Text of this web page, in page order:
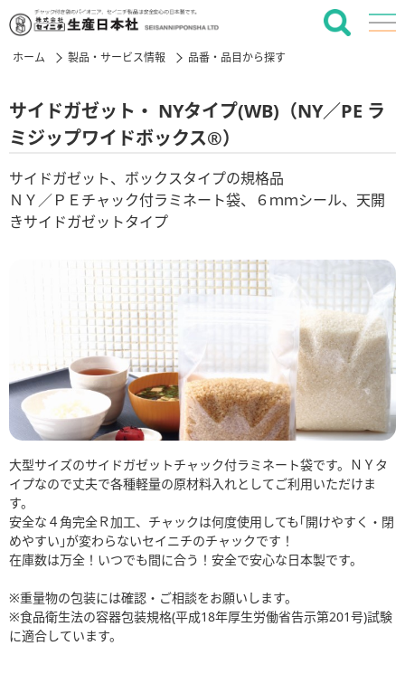
ホーム 製品・サービス情報 品番・品目から探す
サイドガゼット・ NYタイプ(WB)（NY／PE ラ
ミジップワイドボックス®）
サイドガゼット、ボックスタイプの規格品
ＮＹ／ＰＥチャック付ラミネート袋、６ｍｍシール、天開
きサイドガゼットタイプ
大型サイズのサイドガゼットチャック付ラミネート袋です。ＮＹタ
イプなので丈夫で各種軽量の原材料入れとしてご利用いただけま
す。
安全な４角完全Ｒ加工、チャックは何度使用しても｢開けやすく・閉
めやすい｣が変わらないセイニチのチャックです！
在庫数は万全！いつでも間に合う！安全で安心な日本製です。
※重量物の包装には確認・ご相談をお願いします。
※食品衛生法の容器包装規格(平成18年厚生労働省告示第201号)試験
に適合しています。